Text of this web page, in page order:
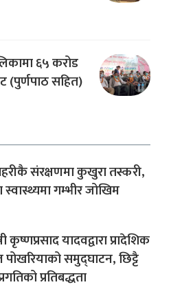
६५ करोड
(पुर्णपाठ सहित)
संरक्षणमा कुखुरा तस्करी,
स्वास्थ्यमा गम्भीर जोखिम
कृष्णप्रसाद यादवद्वारा प्रादेशिक
समुद्घाटन, छिट्टै
प्रतिबद्धता